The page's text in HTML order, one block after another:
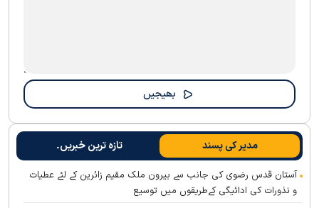
مدیر کی پسند تازہ ترین خبریں۔
آستان قدس رضوی کی جانب سے بیرون ملک مقیم زائرین کے لئے عطیات
و نذورات کی ادائیگی کےطریقوں میں توسیع